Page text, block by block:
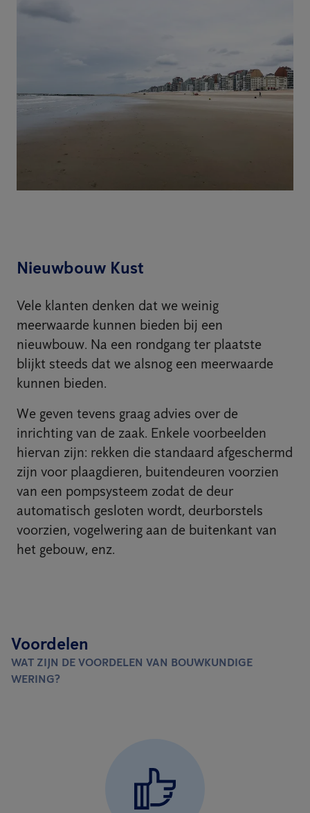
Nieuwbouw Kust
Vele klanten denken dat we weinig
meerwaarde kunnen bieden bij een
nieuwbouw. Na een rondgang ter plaatste
blijkt steeds dat we alsnog een meerwaarde
kunnen bieden.
We geven tevens graag advies over de
inrichting van de zaak. Enkele voorbeelden
hiervan zijn: rekken die standaard afgeschermd
zijn voor plaagdieren, buitendeuren voorzien
van een pompsysteem zodat de deur
automatisch gesloten wordt, deurborstels
voorzien, vogelwering aan de buitenkant van
het gebouw, enz.
Voordelen
WAT ZIJN DE VOORDELEN VAN BOUWKUNDIGE
WERING?